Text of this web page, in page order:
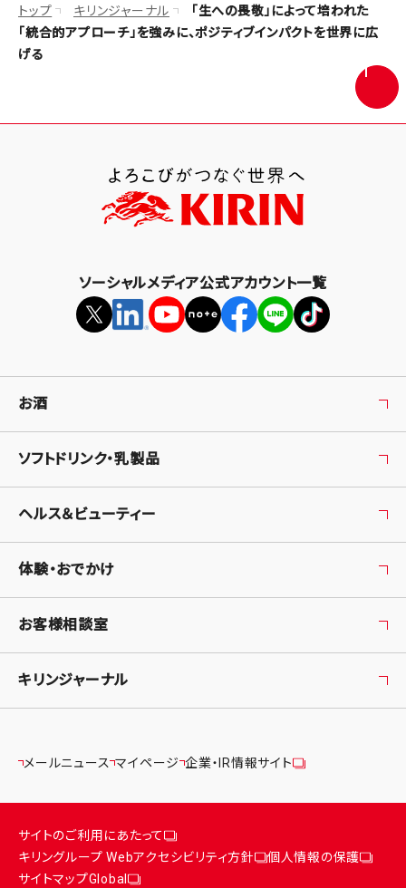
トップ キリンジャーナル
「生への畏敬」によって培われた
「統合的アプローチ」を強みに、ポジティブインパクトを世界に広
げる
画
面
最
ソーシャルメディア公式アカウント一覧
お酒
ソフトドリンク・乳製品
ヘルス＆ビューティー
体験・おでかけ
お客様相談室
キリンジャーナル
メールニュース マイページ 企業・IR情報サイト
サイトのご利用にあたって
キリングループ Webアクセシビリティ方針
個人情報の保護
サイトマップGlobal